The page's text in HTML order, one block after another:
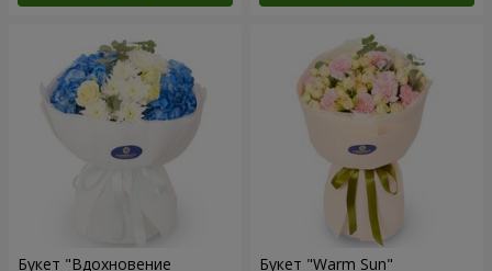
Букет "Вдохновение Букет "Warm Sun"